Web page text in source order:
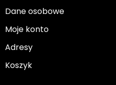
Dane osobowe
Moje konto
Adresy
Koszyk